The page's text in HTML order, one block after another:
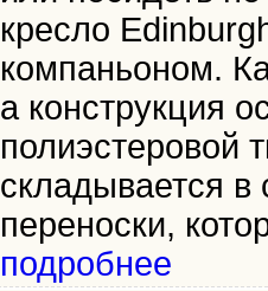
кресло
компаньоном.
а конструкция
полиэстеровой
складывается в
переноски,
подробнее